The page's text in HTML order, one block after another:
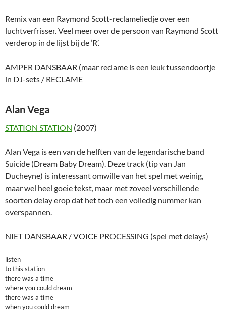
Remix van een Raymond Scott-reclameliedje over een
luchtverfrisser. Veel meer over de persoon van Raymond Scott
verderop in de lijst bij de ‘R’.
AMPER DANSBAAR (maar reclame is een leuk tussendoortje
in DJ-sets / RECLAME
Alan Vega
STATION STATION (2007)
Alan Vega is een van de helften van de legendarische band
Suicide (Dream Baby Dream). Deze track (tip van Jan
Ducheyne) is interessant omwille van het spel met weinig,
maar wel heel goeie tekst, maar met zoveel verschillende
soorten delay erop dat het toch een volledig nummer kan
overspannen.
NIET DANSBAAR / VOICE PROCESSING (spel met delays)
listen
to this station
there was a time
where you could dream
there was a time
when you could dream